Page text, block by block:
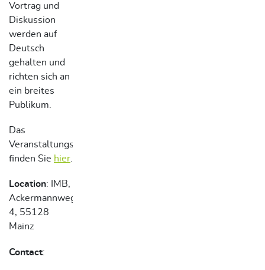
Vortrag und
Diskussion
werden auf
Deutsch
gehalten und
richten sich an
ein breites
Publikum.
Das
Veranstaltungsposter
finden Sie hier
Location: IMB,
Ackermannweg
4, 55128
Mainz
Contact: